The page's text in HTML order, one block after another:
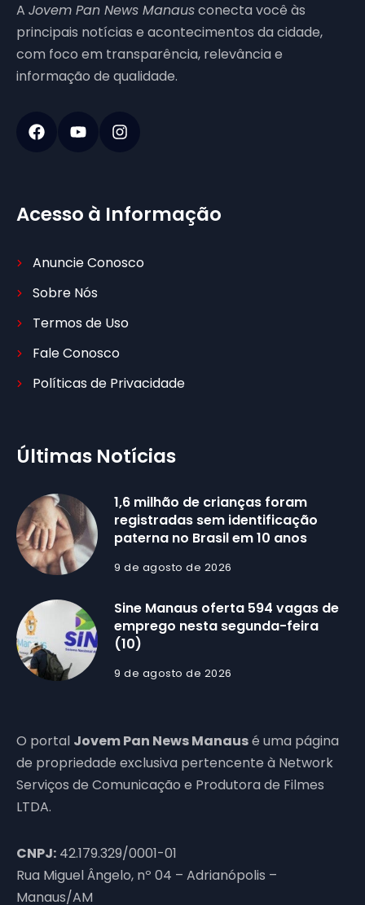
A Jovem Pan News Manausconecta você às
principais notícias e acontecimentos da cidade,
com foco em transparência, relevância e
informação de qualidade.
Acesso à Informação
Anuncie Conosco
Sobre Nós
Termos de Uso
Fale Conosco
Políticas de Privacidade
Últimas Notícias
1,6 milhão de crianças foram
registradas sem identificação
paterna no Brasil em 10 anos
9 de agosto de 2026
Sine Manaus oferta 594 vagas de
emprego nesta segunda-feira
(10)
9 de agosto de 2026
O portal Jovem Pan News Manausé uma página
de propriedade exclusiva pertencente à Network
Serviços de Comunicação e Produtora de Filmes
LTDA.
CNPJ: 42.179.329/0001-01
Rua Miguel Ângelo, nº 04 – Adrianópolis –
Manaus/AM